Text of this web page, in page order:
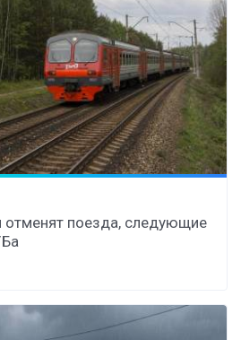
отменят поезда, следующие